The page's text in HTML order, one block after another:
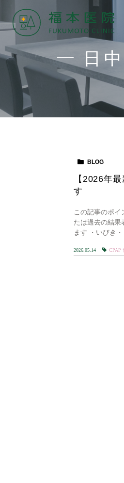
日
BLOG
【2026年
す
この記事のポイ
たは過去の結果
ます ・いびき
2026.05.14 CPAP